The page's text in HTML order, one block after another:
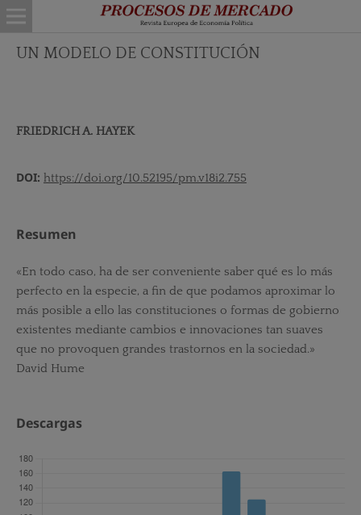
UN MODELO DE CONSTITUCIÓN
FRIEDRICH A. HAYEK
DOI: https://doi.org/10.52195/pm.v18i2.755
Resumen
«En todo caso, ha de ser conveniente saber qué es lo más
perfecto en la especie, a fin de que podamos aproximar lo
más posible a ello las constituciones o formas de gobierno
existentes mediante cambios e innovaciones tan suaves
que no provoquen grandes trastornos en la sociedad.»
David Hume
Descargas